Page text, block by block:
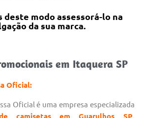
deste modo assessorá-lo na
da sua marca.
em Itaquera SP
Oficial:
Oficial é uma empresa especializada
camisetas em Guarulhos SP.